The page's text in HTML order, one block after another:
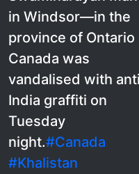
in Windsor—in the
province of Ontario
Canada was
vandalised with
India graffiti on
Tuesday
night.#Canada
#Khalistan